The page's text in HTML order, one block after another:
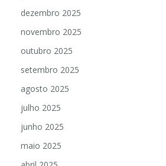
dezembro 2025
novembro 2025
outubro 2025
setembro 2025
agosto 2025
julho 2025
junho 2025
maio 2025